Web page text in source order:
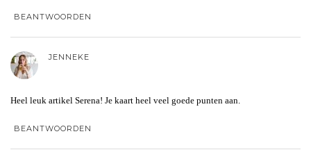
BEANTWOORDEN
JENNEKE
Heel leuk artikel Serena! Je kaart heel veel goede punten aan.
BEANTWOORDEN